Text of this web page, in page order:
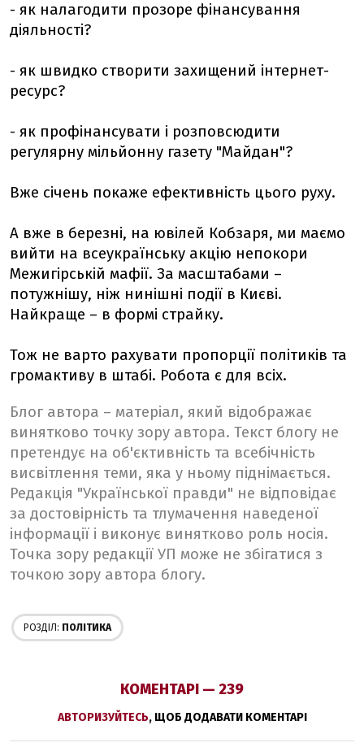
- як налагодити прозоре фінансування
діяльності?
- як швидко створити захищений інтернет-
ресурс?
- як профінансувати і розповсюдити
регулярну мільйонну газету "Майдан"?
Вже січень покаже ефективність цього руху.
А вже в березні, на ювілей Кобзаря, ми маємо
вийти на всеукраїнську акцію непокори
Межигірській мафії. За масштабами –
потужнішу, ніж нинішні події в Києві.
Найкраще – в формі страйку.
Тож не варто рахувати пропорції політиків та
громактиву в штабі. Робота є для всіх.
Блог автора – матеріал, який відображає
винятково точку зору автора. Текст блогу не
претендує на об'єктивність та всебічність
висвітлення теми, яка у ньому піднімається.
Редакція "Української правди" не відповідає
за достовірність та тлумачення наведеної
інформації і виконує винятково роль носія.
Точка зору редакції УП може не збігатися з
точкою зору автора блогу.
РОЗДІЛ: ПОЛІТИКА
КОМЕНТАРІ — 239
АВТОРИЗУЙТЕСЬ, ЩОБ ДОДАВАТИ КОМЕНТАРІ